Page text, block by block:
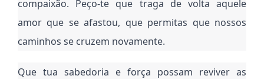
compaixão. Peço-te que traga de volta aquele
amor que se afastou, que permitas que nossos
caminhos se cruzem novamente.
Que tua sabedoria e força possam reviver as